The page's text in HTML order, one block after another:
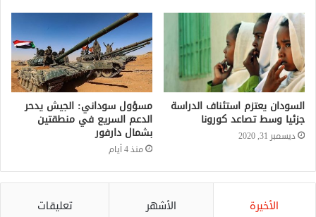
السودان يعتزم استئناف الدراسة
جزئيا وسط تصاعد كورونا
ديسمبر 31, 2020
مسؤول سوداني: الجيش يدحر
الدعم السريع في منطقتين
بشمال دارفور
منذ 4 أيام
الأخيرة الأشهر تعليقات